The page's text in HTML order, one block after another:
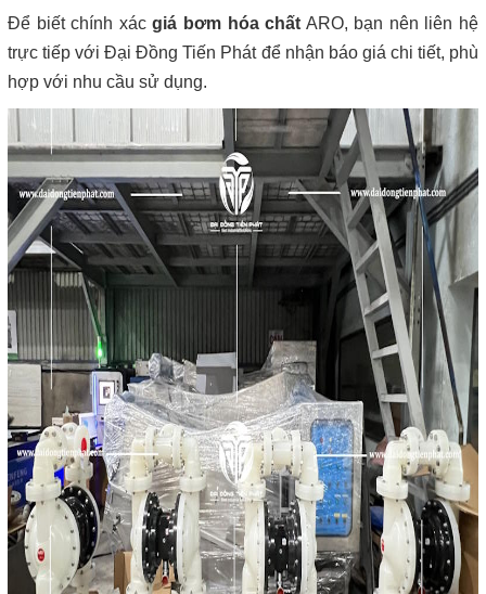
Để biết chính xácgiá bơm hóa chất ARO, bạn nên liên hệ
trực tiếp với Đại Đồng Tiến Phát để nhận báo giá chi tiết, phù
hợp với nhu cầu sử dụng.